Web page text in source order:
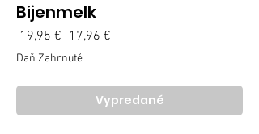
Bijenmelk
19,95 € Normálna
cena
17,96 €
Daň Zahrnuté
Vypredané